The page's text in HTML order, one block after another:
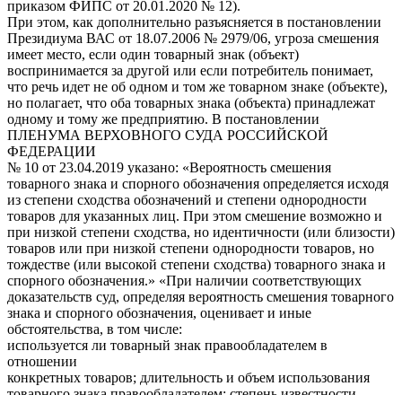
приказом ФИПС от 20.01.2020 № 12).
При этом, как дополнительно разъясняется в постановлении
Президиума ВАС от 18.07.2006 № 2979/06, угроза смешения
имеет место, если один товарный знак (объект)
воспринимается за другой или если потребитель понимает,
что речь идет не об одном и том же товарном знаке (объекте),
но полагает, что оба товарных знака (объекта) принадлежат
одному и тому же предприятию. В постановлении
ПЛЕНУМА ВЕРХОВНОГО СУДА РОССИЙСКОЙ
ФЕДЕРАЦИИ
№ 10 от 23.04.2019 указано: «Вероятность смешения
товарного знака и спорного обозначения определяется исходя
из степени сходства обозначений и степени однородности
товаров для указанных лиц. При этом смешение возможно и
при низкой степени сходства, но идентичности (или близости)
товаров или при низкой степени однородности товаров, но
тождестве (или высокой степени сходства) товарного знака и
спорного обозначения.» «При наличии соответствующих
доказательств суд, определяя вероятность смешения товарного
знака и спорного обозначения, оценивает и иные
обстоятельства, в том числе:
используется ли товарный знак правообладателем в
отношении
конкретных товаров; длительность и объем использования